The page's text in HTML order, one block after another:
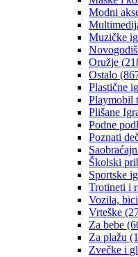
Modni
Muzičke
Oružje
Ostalo
Plastične
Playmobil
Plišane
Podne
Poznati
Školski
Sportske
Trotineti i
Vozila,
Vrteške
Za bebe
Za plažu
Zvečke i